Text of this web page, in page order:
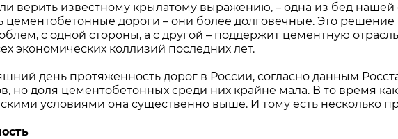
верить известному крылатому выражению, – одна из бед
цементобетонные дороги – они более долговечные. Это решение
с одной стороны, а с другой – поддержит цементную
экономических коллизий последних лет.
день протяженность дорог в России, согласно данным
но доля цементобетонных среди них крайне мала. В то время
условиями она существенно выше. И тому есть несколько